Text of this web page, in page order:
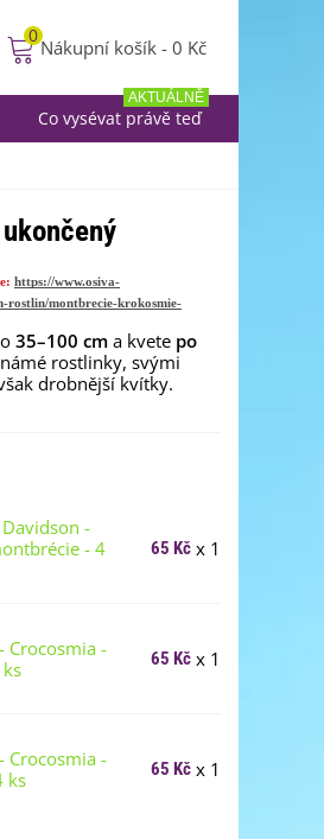
0
Nákupní košík - 0 Kč
Co vysévat právě teď
AKTUÁLNĚ
https://www.osiva-
rostlin/montbrecie-krokosmie-
35–100 cm a kvete po
rostlinky, svými
drobnější kvítky.
-
- 4
65 Kč x 1
Crocosmia -
65 Kč x 1
Crocosmia -
ks
65 Kč x 1